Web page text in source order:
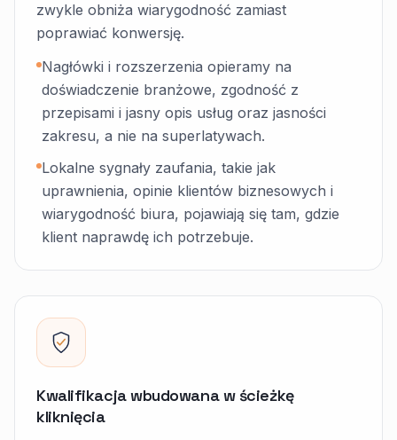
zwykle obniża wiarygodność zamiast
poprawiać konwersję.
Nagłówki i rozszerzenia opieramy na
doświadczenie branżowe, zgodność z
przepisami i jasny opis usług oraz jasności
zakresu, a nie na superlatywach.
Lokalne sygnały zaufania, takie jak
uprawnienia, opinie klientów biznesowych i
wiarygodność biura, pojawiają się tam, gdzie
klient naprawdę ich potrzebuje.
Kwalifikacja wbudowana w ścieżkę
kliknięcia